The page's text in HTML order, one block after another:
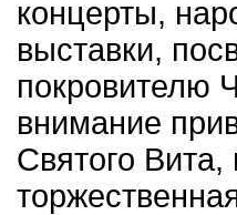
концерты,
выставки,
покровителю
внимание
Святого Вита,